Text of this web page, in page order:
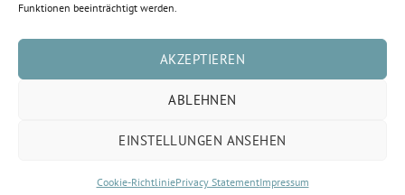
Funktionen beeinträchtigt werden.
AKZEPTIEREN
ABLEHNEN
EINSTELLUNGEN ANSEHEN
Cookie-RichtliniePrivacy StatementImpressum
Emazings